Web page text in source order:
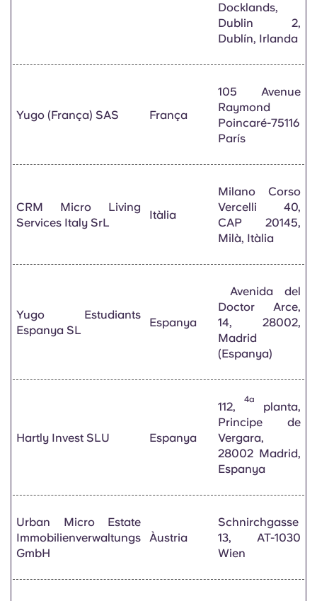
Docklands,
Dublin 2,
Dublín, Irlanda
Yugo (França) SAS França
105 Avenue
Raymond
Poincaré-75116
París
CRM Micro Living
Services Italy SrL
Itàlia
Milano Corso
Vercelli 40,
CAP 20145,
Milà, Itàlia
Yugo Estudiants
Espanya SL
Espanya
Avenida del
Doctor Arce,
14, 28002,
Madrid
(Espanya)
Hartly Invest SLU Espanya
112,
4a
planta,
Principe de
Vergara,
28002 Madrid,
Espanya
Urban Micro Estate
Immobilienverwaltungs
GmbH
Àustria
Schnirchgasse
13, AT-1030
Wien